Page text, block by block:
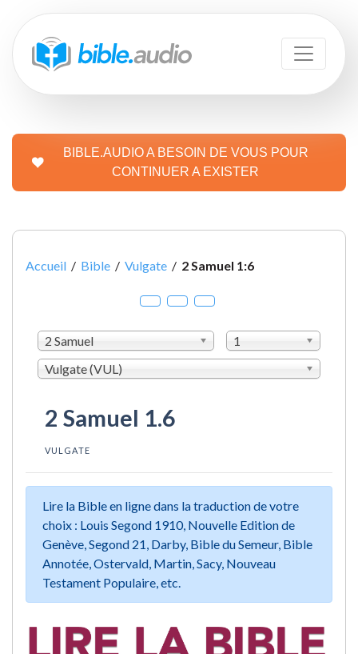
BIBLE.AUDIO A BESOIN DE VOUS POUR
CONTINUER A EXISTER
Accueil / Bible / Vulgate / 2 Samuel 1:6
2 Samuel
1
Vulgate (VUL)
2 Samuel 1.6
VULGATE
Lire la Bible en ligne dans la traduction de votre
choix : Louis Segond 1910, Nouvelle Edition de
Genève, Segond 21, Darby, Bible du Semeur, Bible
Annotée, Ostervald, Martin, Sacy, Nouveau
Testament Populaire, etc.